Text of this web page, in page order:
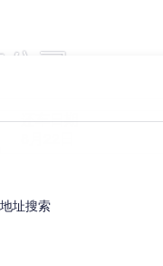
司
址搜索
还车日期